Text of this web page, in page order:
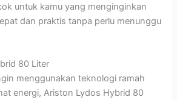
untuk kamu yang menginginkan
dan praktis tanpa perlu menunggu
80 Liter
menggunakan teknologi ramah
energi, Ariston Lydos Hybrid 80